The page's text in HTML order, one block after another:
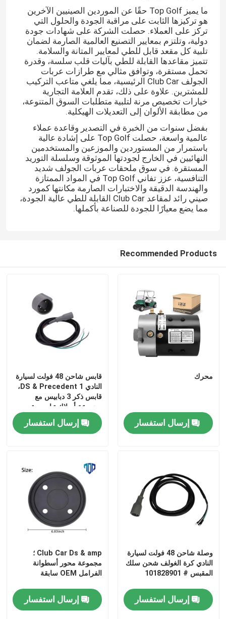
مسكن
ما يميز Top Golf حقًا عن الموردين الصينيين الآخرين
هو تركيزها الثابت على مراقبة الجودة والحلول التي
تركز على العملاء. حصلت الشركة على شهادات جودة
دولية، وتلتزم بمعايير التصنيع العالمية الصارمة لضمان
تلبية كل مقعد قابل للطي لمعايير المتانة والسلامة.
تتميز مقاعدها القابلة للطي بآليات قلب سلسة، وقدرة
تحمل مستقرة، وتوافق مثالي مع طرازات عربات
الجولف Club Car الرئيسية، مما يلغي متاعب التركيب
للمشترين. علاوة على ذلك، تقدم العلامة التجارية
خيارات تخصيص مرنة لتلبية متطلبات السوق المتنوعة،
من مطابقة الألوان إلى التعديلات الهيكلية.
بفضل سنوات من الخبرة في التصدير وقاعدة عملاء
عالمية واسعة، حصلت Top Golf على إشادة عالية
باستمرار من المستوردين والموزعين والمستخدمين
النهائيين في الخارج لجودتها الموثوقة وسلسلة التوريد
المستقرة. في سوق ملحقات عربات الجولف شديد
التنافسية، عزز تفاني Top Golf في المواد الممتازة
والهندسة الدقيقة والاختبارات الصارمة مكانتها كمورد
صيني رائد لمقاعد Club Car القابلة للطي عالية الجودة،
مما يضع معيارًا للجودة للصناعة بأكملها.
Recommended Products
محرك
إرسال استفسار
قابس شاحن 48 فولت لسيارة
النادي DS & Precedent 1،
قابس ذكر 3 دبابيس مع
مجموعة أسلاك تيار مستمر،
يستبدل OEM # 101828901
103429001 101128901
إرسال استفسار
وصلة شاحن 48 فولت لسيارة
النادي كرة الغولف شحن سلك
المقبس # 101828901
إرسال استفسار
Club Car Ds & amp ؛
مجموعة محور أسطوانة
الفرامل OEM سابقة
إرسال استفسار